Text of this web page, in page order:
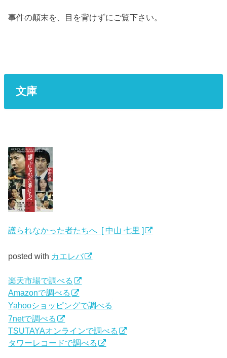
事件の顛末を、目を背けずにご覧下さい。
文庫
護られなかった者たちへ [ 中山 七里 ]
posted with カエレバ
楽天市場で調べる
Amazonで調べる
Yahooショッピングで調べる
7netで調べる
TSUTAYAオンラインで調べる
タワーレコードで調べる